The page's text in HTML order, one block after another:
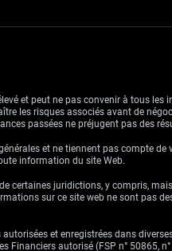
et peut ne pas convenir à tous
les risques associés avant de
passées ne préjugent pas des
et ne tiennent pas compte
information du site Web.
certaines juridictions, y compris,
sur ce site web ne sont pas
et enregistrées dans
Financiers autorisé (FSP n°